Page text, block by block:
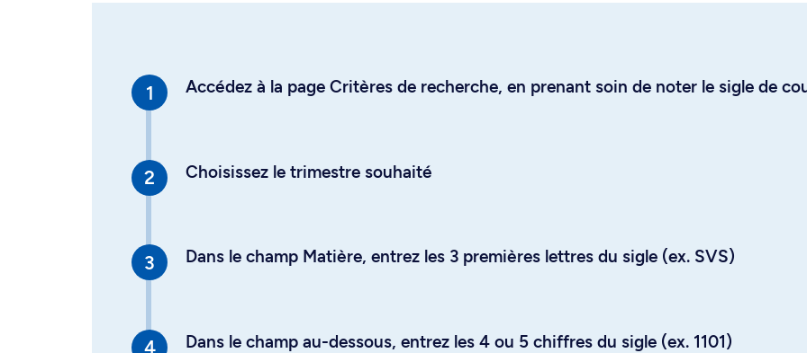
Accédez à la page Critères de recherche, en prenant soin de noter le sigle de
Choisissez le trimestre souhaité
Dans le champ Matière, entrez les 3 premières lettres du sigle (ex. SVS)
Dans le champ au-dessous, entrez les 4 ou 5 chiffres du sigle (ex. 1101)